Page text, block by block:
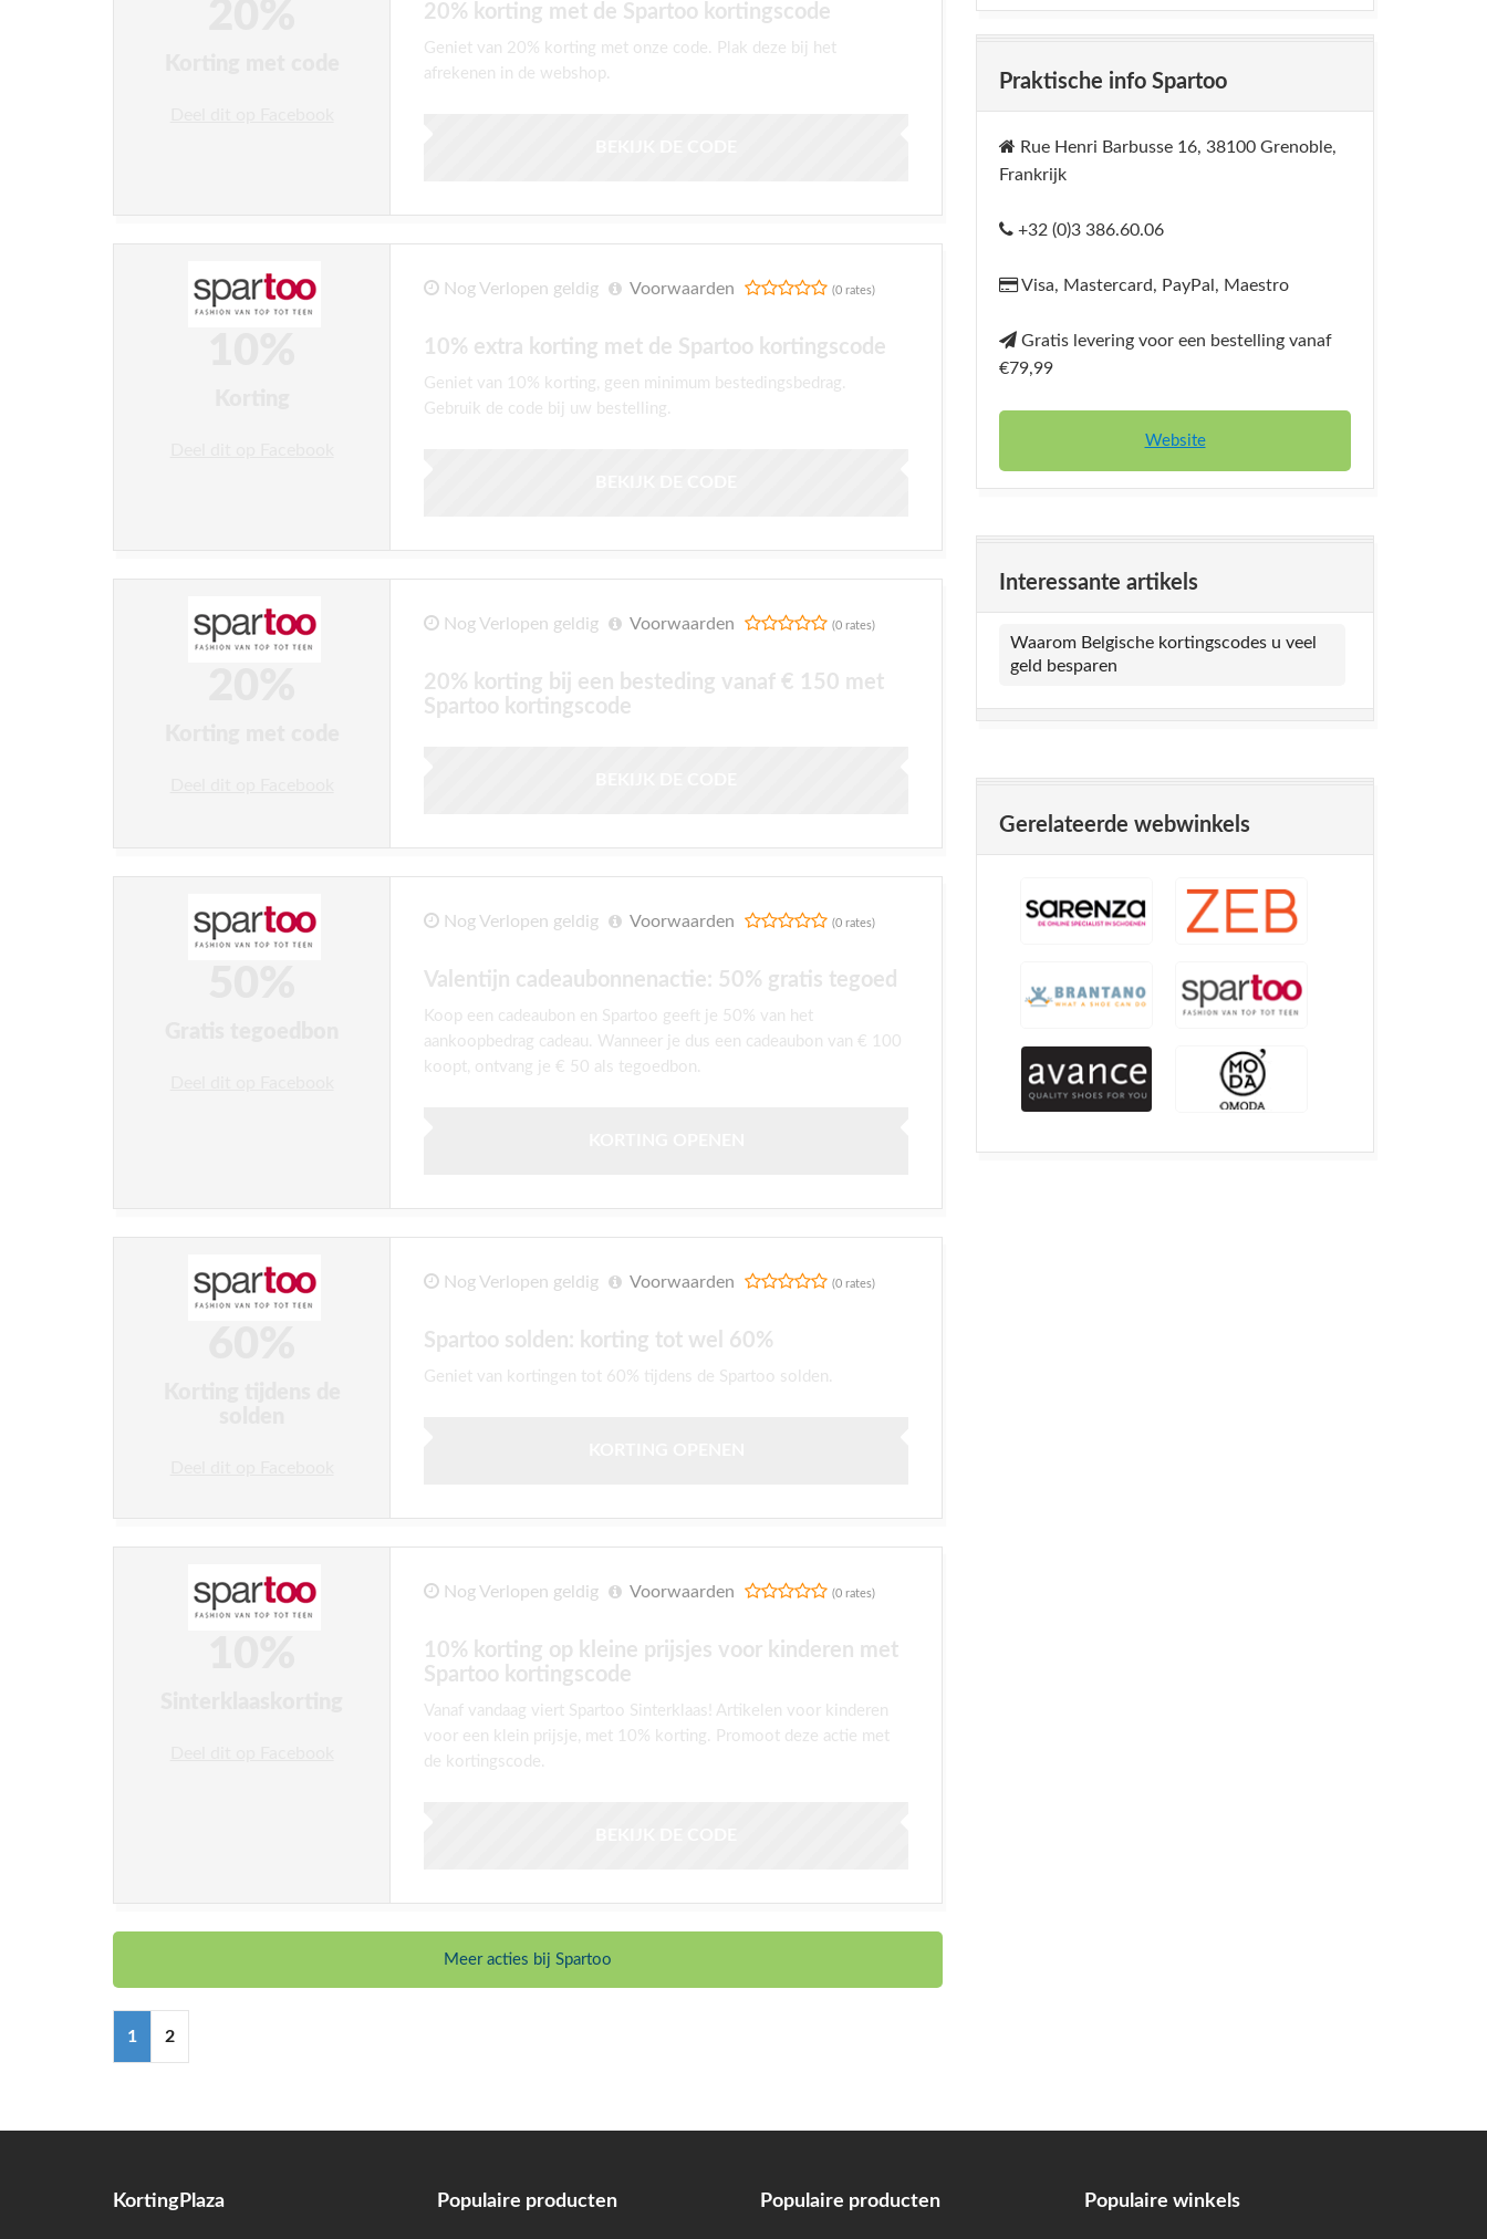
20% korting met de Spartoo kortingscode
Geniet van 20% korting met onze code. Plak deze bij het
afrekenen in de webshop.
Nog Verlopen geldig Voorwaarden (0 rates)
10% extra korting met de Spartoo kortingscode
Geniet van 10% korting, geen minimum bestedingsbedrag.
Gebruik de code bij uw bestelling.
Nog Verlopen geldig Voorwaarden (0 rates)
20% korting bij een besteding vanaf € 150 met
Spartoo kortingscode
Nog Verlopen geldig Voorwaarden (0 rates)
Valentijn cadeaubonnenactie: 50% gratis tegoed
Koop een cadeaubon en Spartoo geeft je 50% van het
aankoopbedrag cadeau. Wanneer je dus een cadeaubon van € 100
koopt, ontvang je € 50 als tegoedbon.
Nog Verlopen geldig Voorwaarden (0 rates)
Spartoo solden: korting tot wel 60%
Geniet van kortingen tot 60% tijdens de Spartoo solden.
Nog Verlopen geldig Voorwaarden (0 rates)
10% korting op kleine prijsjes voor kinderen met
Spartoo kortingscode
Vanaf vandaag viert Spartoo Sinterklaas! Artikelen voor kinderen
voor een klein prijsje, met 10% korting. Promoot deze actie met
de kortingscode.
Meer acties bij Spartoo
1 2
Praktische info Spartoo
Rue Henri Barbusse 16, 38100 Grenoble,
Frankrijk
+32 (0)3 386.60.06
Visa, Mastercard, PayPal, Maestro
Gratis levering voor een bestelling vanaf
€79,99
Website
Interessante artikels
Waarom Belgische kortingscodes u veel
geld besparen
Gerelateerde webwinkels
KortingPlaza Populaire producten Populaire producten Populaire winkels